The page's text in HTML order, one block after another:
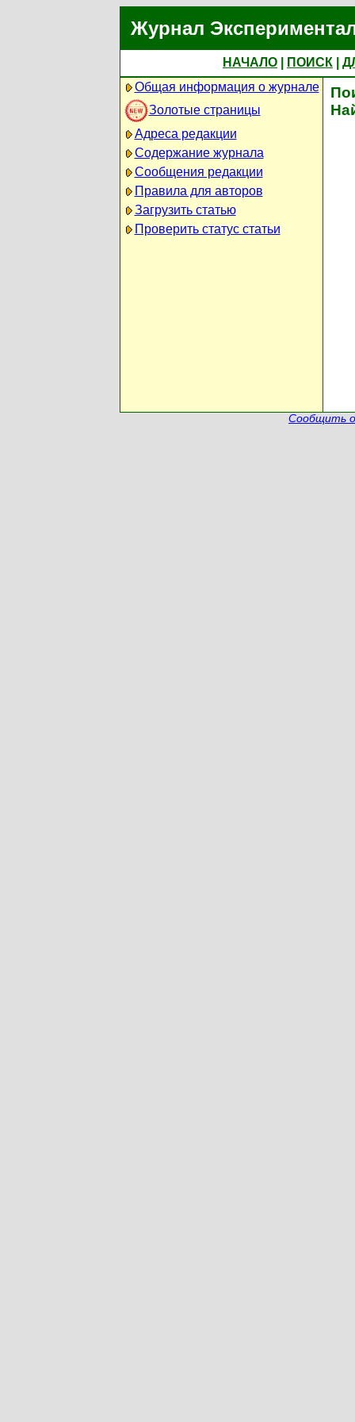
Журнал
НАЧАЛО ПОИСК
Общая информация о журнале
Золотые страницы
Адреса редакции
Содержание журнала
Сообщения редакции
Правила для авторов
Загрузить статью
Проверить статус статьи
Сообщить о